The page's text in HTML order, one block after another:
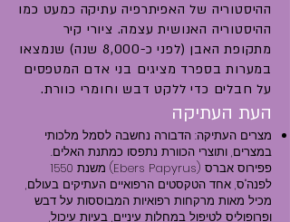
ההיסטוריה של האפיתרפיה עתיקה כמעט כמו
ההיסטוריה האנושית עצמה. ציורי קיר
מתקופת האבן (לפני כ-8,000 שנה) שנמצאו
במערות בספרד מציגים בני אדם המטפסים
על חבלים כדי ללקט דבש וחומרי כוורת.
העת העתיקה
מצרים העתיקה: הדבורה נחשבה לסמל מלכותי
במצרים, ותוצרי הכוורת נתפסו כמתנת האלים.
פפירוס אברס (Ebers Papyrus) משנת 1550
לפנה"ס, אחד הטקסטים הרפואיים העתיקים בעולם,
מכיל מאות מרקחות רפואיות המבוססות על דבש
ופרופוליס לטיפול במחלות עיניים, בעיות עיכול,